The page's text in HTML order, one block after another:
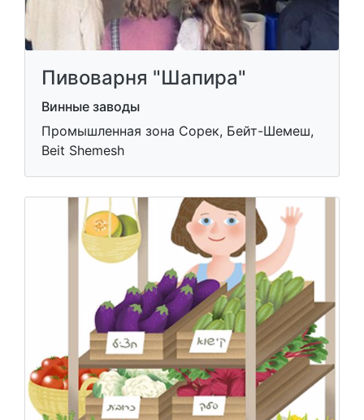
Пивоварня "Шапира"
Винные заводы
Промышленная зона Сорек, Бейт-Шемеш,
Beit Shemesh